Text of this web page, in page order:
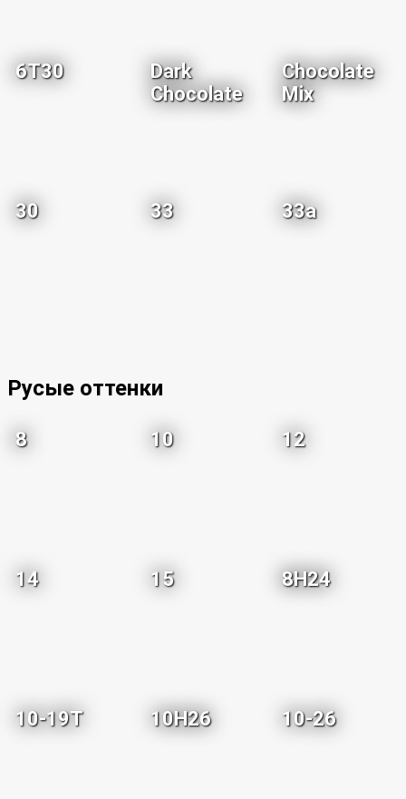
6T30
Dark
Chocolate
Chocolate
Mix
30 33 33a
Русые оттенки
8 10 12
14 15 8H24
10-19T 10H26 10-26